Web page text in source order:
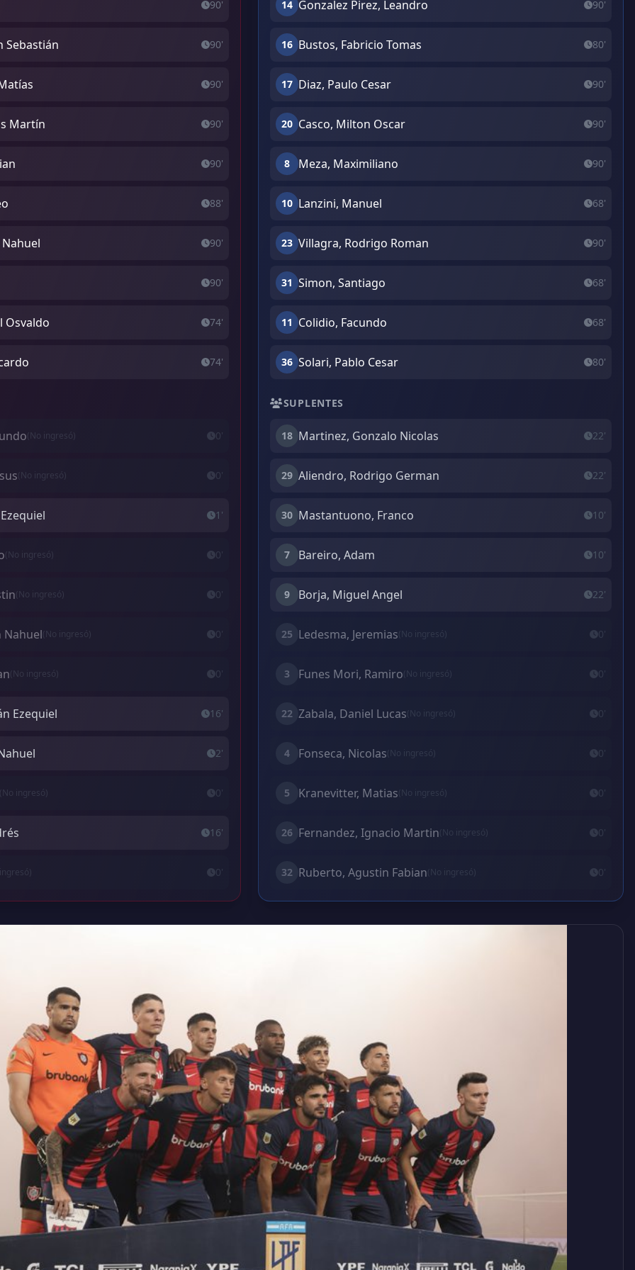
90'
Sebastián 90'
90'
Martín 90'
90'
88'
90'
90'
Osvaldo 74'
74'
(No ingresó) 0'
(No ingresó) 0'
1'
(No ingresó) 0'
(No ingresó) 0'
Nahuel(No ingresó) 0'
(No ingresó) 0'
Ezequiel 16'
2'
(No ingresó) 0'
16'
0'
14 Gonzalez Pirez, Leandro 90'
16 Bustos, Fabricio Tomas 80'
17 Diaz, Paulo Cesar 90'
20 Casco, Milton Oscar 90'
8 Meza, Maximiliano 90'
10 Lanzini, Manuel 68'
23 Villagra, Rodrigo Roman 90'
31 Simon, Santiago 68'
11 Colidio, Facundo 68'
36 Solari, Pablo Cesar 80'
SUPLENTES
18 Martinez, Gonzalo Nicolas 22'
29 Aliendro, Rodrigo German 22'
30 Mastantuono, Franco 10'
7 Bareiro, Adam 10'
9 Borja, Miguel Angel 22'
25 Ledesma, Jeremias(No ingresó) 0'
3 Funes Mori, Ramiro(No ingresó) 0'
22 Zabala, Daniel Lucas(No ingresó) 0'
4 Fonseca, Nicolas(No ingresó) 0'
5 Kranevitter, Matias(No ingresó) 0'
26 Fernandez, Ignacio Martin(No ingresó) 0'
32 Ruberto, Agustin Fabian(No ingresó) 0'